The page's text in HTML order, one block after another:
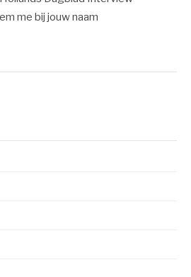
me bij jouw naam